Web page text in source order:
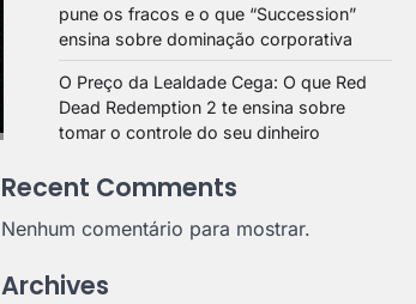
pune os fracos e o que “Succession”
ensina sobre dominação corporativa
O Preço da Lealdade Cega: O que Red
Dead Redemption 2 te ensina sobre
tomar o controle do seu dinheiro
Recent Comments
Nenhum comentário para mostrar.
Archives